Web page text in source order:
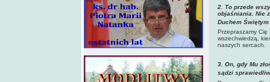
2. To przede
objaśniania. Nie
Duchem
Przepraszamy
wszechwiedzą,
naszych sercach.
3. On, gdy Mu
sądzi